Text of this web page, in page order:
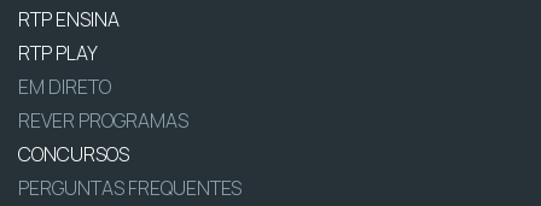
RTP ENSINA
RTP PLAY
EM DIRETO
REVER PROGRAMAS
CONCURSOS
PERGUNTAS FREQUENTES